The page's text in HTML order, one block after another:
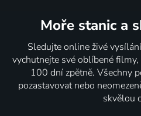
Moře stanic a
Sledujte online živé
vychutnejte své oblíbené
100 dní zpětně. Všechny
pozastavovat nebo
skvělou